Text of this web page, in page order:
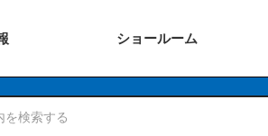
ショールーム